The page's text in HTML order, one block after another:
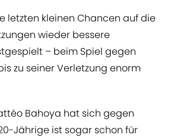
letzten kleinen Chancen auf die
wieder bessere
– beim Spiel gegen
zu seiner Verletzung enorm
Bahoya hat sich gegen
Jährige ist sogar schon für